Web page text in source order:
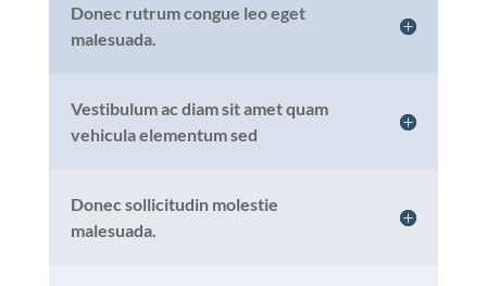
Donec rutrum congue leo eget
malesuada.
Vestibulum ac diam sit amet quam
vehicula elementum sed
Donec sollicitudin molestie
malesuada.